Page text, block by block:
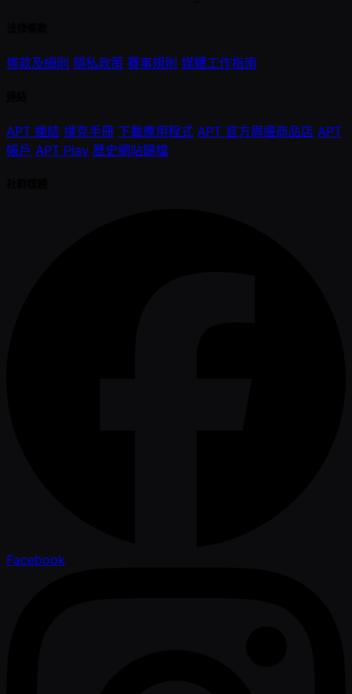
條款及細則 隱私政策 賽事規則 媒體工作指南
APT 連結 撲克手冊 下載應用程式 APT 官方周邊商品店 APT
帳戶 APT Play 歷史網站歸檔
Facebook